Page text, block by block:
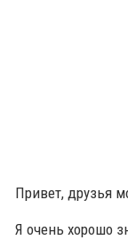
Привет, друзья
Я очень хорошо